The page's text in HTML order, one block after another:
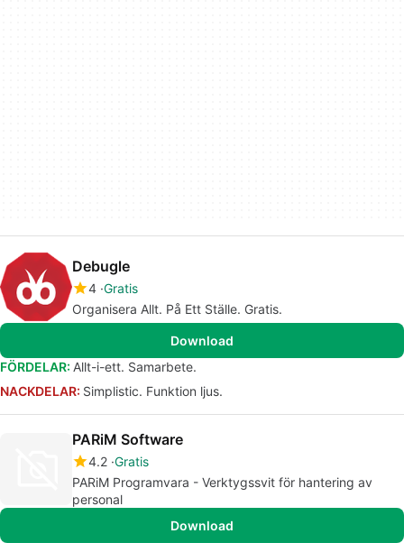
Debugle
4 Gratis
Organisera Allt. På Ett Ställe. Gratis.
Download
FÖRDELAR: Allt-i-ett. Samarbete.
NACKDELAR: Simplistic. Funktion ljus.
PARiM Software
4.2 Gratis
PARiM Programvara - Verktygssvit för hantering av
personal
Download